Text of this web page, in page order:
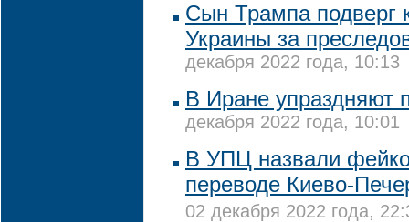
Сын Трампа подверг
Украины за
декабря 2022 года, 10:13
В Иране упраздняют
декабря 2022 года, 10:01
В УПЦ назвали
переводе Киево-
02 декабря 2022 года,